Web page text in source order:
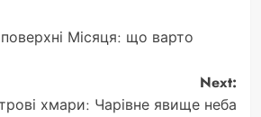
Місяця: що варто
Next:
хмари: Чарівне явище неба